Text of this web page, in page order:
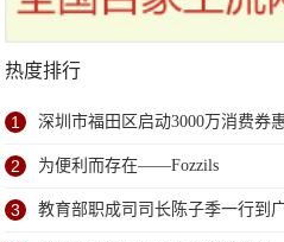
热度排行
1 深圳市福田区启动3000万消费券
2 为便利而存在——Fozzils
3 教育部职成司司长陈子季一行到